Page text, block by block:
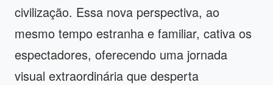
civilização. Essa nova perspectiva, ao
mesmo tempo estranha e familiar, cativa os
espectadores, oferecendo uma jornada
visual extraordinária que desperta